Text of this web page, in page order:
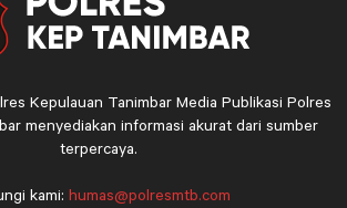
Kepulauan Tanimbar Media Publikasi Polres
menyediakan informasi akurat dari sumber
terpercaya.
kami: humas@polresmtb.com